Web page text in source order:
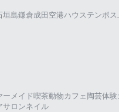
垣島鎌倉成田空港ハウステンボス
ーメイド喫茶動物カフェ陶芸体験
サロンネイル